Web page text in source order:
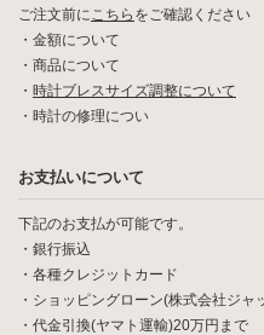
ご注文前にこちら をご確認ください
・ 金額について
・ 商品について
・ 時計ブレスサイズ調整について
・ 時計の修理につい
お支払いについて
下記のお支払が可能です。
・銀行振込
・各種クレジットカード
・ショッピングローン(株式会社ジャ
・代金引換(ヤマト運輸)20万円まで